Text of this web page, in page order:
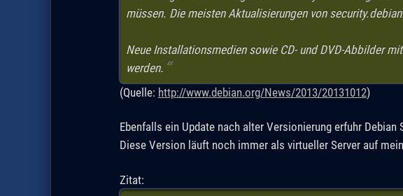
müssen. Die meisten Aktualisierungen von
Neue Installationsmedien sowie CD- und DVD-Abbilder
werden.
(Quelle: http://www.debian.org/News/2013/20131012)
Ebenfalls ein Update nach alter Versionierung erfuhr
Diese Version läuft noch immer als virtueller Server auf
Zitat: